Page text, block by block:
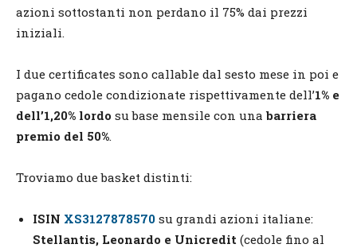
azioni sottostanti non perdano il 75% dai prezzi
iniziali.
I due certificates sono callable dal sesto mese in poi e
pagano cedole condizionate rispettivamente dell’1% e
dell’1,20% lordo su base mensile con una barriera
premio del 50%.
Troviamo due basket distinti:
ISIN XS3127878570 su grandi azioni italiane:
Stellantis, Leonardo e Unicredit (cedole fino al